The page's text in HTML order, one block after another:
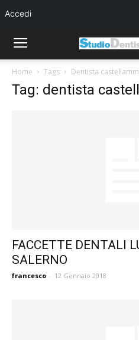
Home Tags Dentista
Tag: dentista
FACCETTE DENTALI
SALERNO
francesco - 12 Gennaio 2018
Accedi